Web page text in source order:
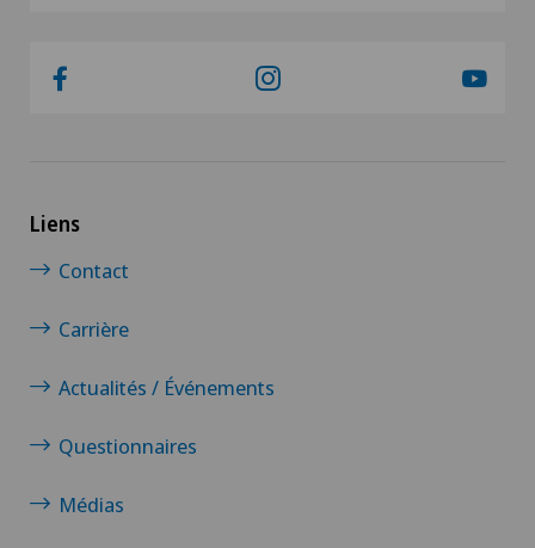
Liens
Contact
Carrière
Actualités / Événements
Questionnaires
Médias